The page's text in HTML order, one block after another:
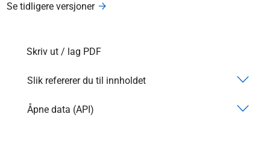
Se tidligere versjoner
Skriv ut / lag PDF
Slik refererer du til innholdet
Åpne data (API)